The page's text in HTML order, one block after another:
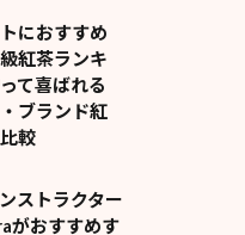
におすすめ
紅茶ランキ
て喜ばれる
ブランド紅
較
ストラクター
がおすすめす